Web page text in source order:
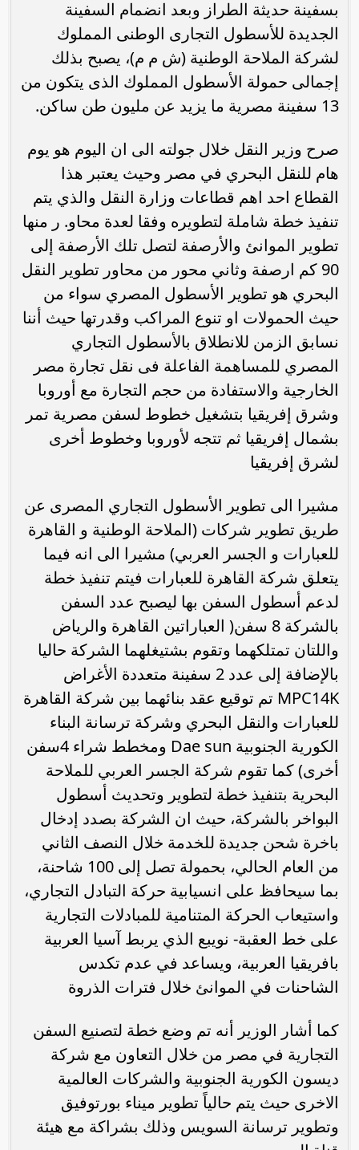
بسفينة حديثة الطراز وبعد انضمام السفينة
الجديدة للأسطول التجارى الوطنى المملوك
لشركة الملاحة الوطنية (ش م م)، يصبح بذلك
إجمالى حمولة الأسطول المملوك الذى يتكون من
13 سفينة مصرية ما يزيد عن مليون طن ساكن.
صرح وزير النقل خلال جولته الى ان اليوم هو يوم
هام للنقل البحري في مصر وحيث يعتبر هذا
القطاع احد اهم قطاعات وزارة النقل والذي يتم
تنفيذ خطة شاملة لتطويره وفقا لعدة محاو. ر منها
تطوير الموانئ والأرصفة لتصل تلك الأرصفة إلى
90 كم ارصفة وثاني محور من محاور تطوير النقل
البحري هو تطوير الأسطول المصري سواء من
حيث الحمولات او تنوع المراكب وقدرتها حيث أننا
نسابق الزمن للانطلاق بالأسطول التجاري
المصري للمساهمة الفاعلة فى نقل تجارة مصر
الخارجية والاستفادة من حجم التجارة مع أوروبا
وشرق إفريقيا بتشغيل خطوط لسفن مصرية تمر
بشمال إفريقيا ثم تتجه لأوروبا وخطوط أخرى
لشرق إفريقيا
مشيرا الى تطوير الأسطول التجاري المصرى عن
طريق تطوير شركات (الملاحة الوطنية و القاهرة
للعبارات و الجسر العربي) مشيرا الى انه فيما
يتعلق شركة القاهرة للعبارات فيتم تنفيذ خطة
لدعم أسطول السفن بها ليصبح عدد السفن
بالشركة 8 سفن( العباراتين القاهرة والرياض
واللتان تمتلكهما وتقوم بشتيغلهما الشركة حاليا
بالإضافة إلى عدد 2 سفينة متعددة الأغراض
MPC14K تم توقيع عقد بنائهما بين شركة القاهرة
للعبارات والنقل البحري وشركة ترسانة البناء
الكورية الجنوبية Dae sun ومخطط شراء 4سفن
أخرى) كما تقوم شركة الجسر العربي للملاحة
البحرية بتنفيذ خطة لتطوير وتحديث أسطول
البواخر بالشركة، حيث ان الشركة بصدد إدخال
باخرة شحن جديدة للخدمة خلال النصف الثاني
من العام الحالي، بحمولة تصل إلى 100 شاحنة،
بما سيحافظ على انسيابية حركة التبادل التجاري،
واستيعاب الحركة المتنامية للمبادلات التجارية
على خط العقبة- نويبع الذي يربط آسيا العربية
بافريقيا العربية، ويساعد في عدم تكدس
الشاحنات في الموانئ خلال فترات الذروة
كما أشار الوزير أنه تم وضع خطة لتصنيع السفن
التجارية في مصر من خلال التعاون مع شركة
ديسون الكورية الجنوبية والشركات العالمية
الاخرى حيث يتم حالياً تطوير ميناء بورتوفيق
وتطوير ترسانة السويس وذلك بشراكة مع هيئة